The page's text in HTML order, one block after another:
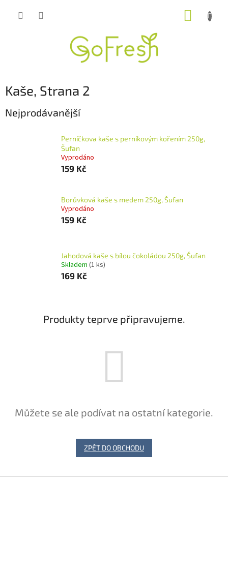
Kaše, Strana 2
Nejprodávanější
Perníčkova kaše s perníkovým kořením 250g,
Šufan
Vyprodáno
159 Kč
Borůvková kaše s medem 250g, Šufan
Vyprodáno
159 Kč
Jahodová kaše s bílou čokoládou 250g, Šufan
Skladem (1 ks)
169 Kč
Produkty teprve připravujeme.
Můžete se ale podívat na ostatní kategorie.
ZPĚT DO OBCHODU